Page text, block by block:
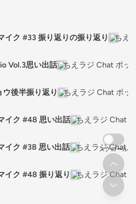
イク #33 振り返りの振り返り ちえ
Vol.3思い出話 ちえラジ Chat ポッ
後半振り返り ちえラジ Chat ポッ
イク #48 思い出話 ちえラジ Chat
イク #38 思い出話 ちえラジ Chat
イク #48 振り返り ちえラジ Chat
スクロール